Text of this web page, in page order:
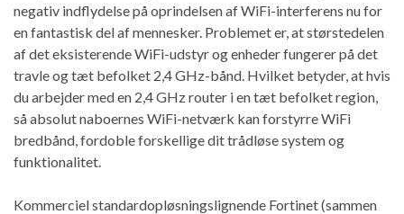
negativ indflydelse på oprindelsen af ​​WiFi-interferens nu for
en fantastisk del af mennesker. Problemet er, at størstedelen
af ​​det eksisterende WiFi-udstyr og enheder fungerer på det
travle og tæt befolket 2,4 GHz-bånd. Hvilket betyder, at hvis
du arbejder med en 2,4 GHz router i en tæt befolket region,
så absolut naboernes WiFi-netværk kan forstyrre WiFi
bredbånd, fordoble forskellige dit trådløse system og
funktionalitet.
Kommerciel standardopløsningslignende Fortinet (sammen